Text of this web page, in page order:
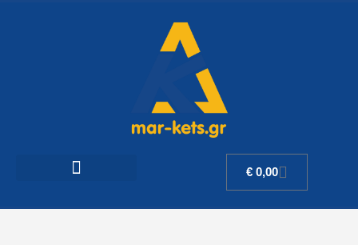
€ 0,00